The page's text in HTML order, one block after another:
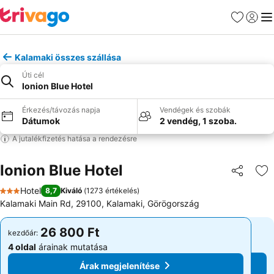
Kedvencek
Kalamaki összes szállása
Úti cél
Ionion Blue Hotel
Érkezés/távozás napja
Dátumok
Vendégek és szobák
2 vendég, 1 szoba.
A jutalékfizetés hatása a rendezésre
Ionion Blue Hotel
3 Kategória
Hotel 8,7 Kiváló (1273 értékelés)
Kalamaki Main Rd, 29100, Kalamaki, Görögország
kezdőár: 26 800 Ft
4 oldal árainak mutatása
Árak megjelenítése
kezdőár: 26 800 Ft
4 oldal árainak mutatása
Árak megjelenítése